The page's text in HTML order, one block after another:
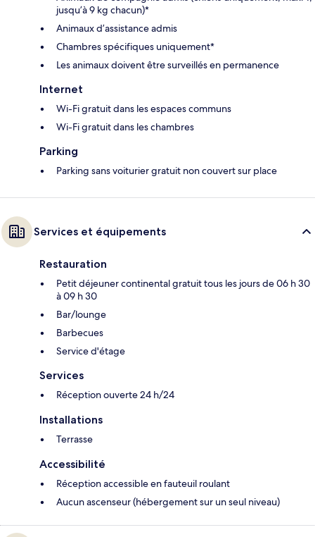
jusqu’à 9 kg chacun)*
Animaux d’assistance admis
Chambres spécifiques uniquement*
Les animaux doivent être surveillés en permanence
Internet
Wi-Fi gratuit dans les espaces communs
Wi-Fi gratuit dans les chambres
Parking
Parking sans voiturier gratuit non couvert sur place
Services et équipements
Restauration
Petit déjeuner continental gratuit tous les jours de 06 h 30
à 09 h 30
Bar/lounge
Barbecues
Service d'étage
Services
Réception ouverte 24 h/24
Installations
Terrasse
Accessibilité
Réception accessible en fauteuil roulant
Aucun ascenseur (hébergement sur un seul niveau)